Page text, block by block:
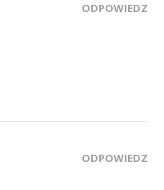
ODPOWIEDZ
ODPOWIEDZ